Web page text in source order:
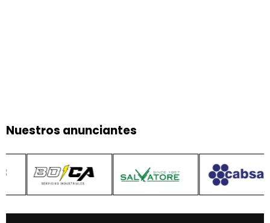
Nuestros anunciantes